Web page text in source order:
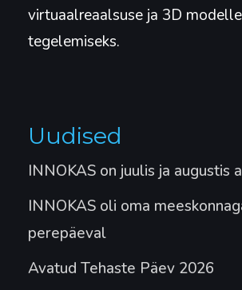
virtuaalreaalsuse ja 3D
tegelemiseks.
Uudised
INNOKAS on juulis ja augustis
INNOKAS oli oma
perepäeval
Avatud Tehaste Päev 2026